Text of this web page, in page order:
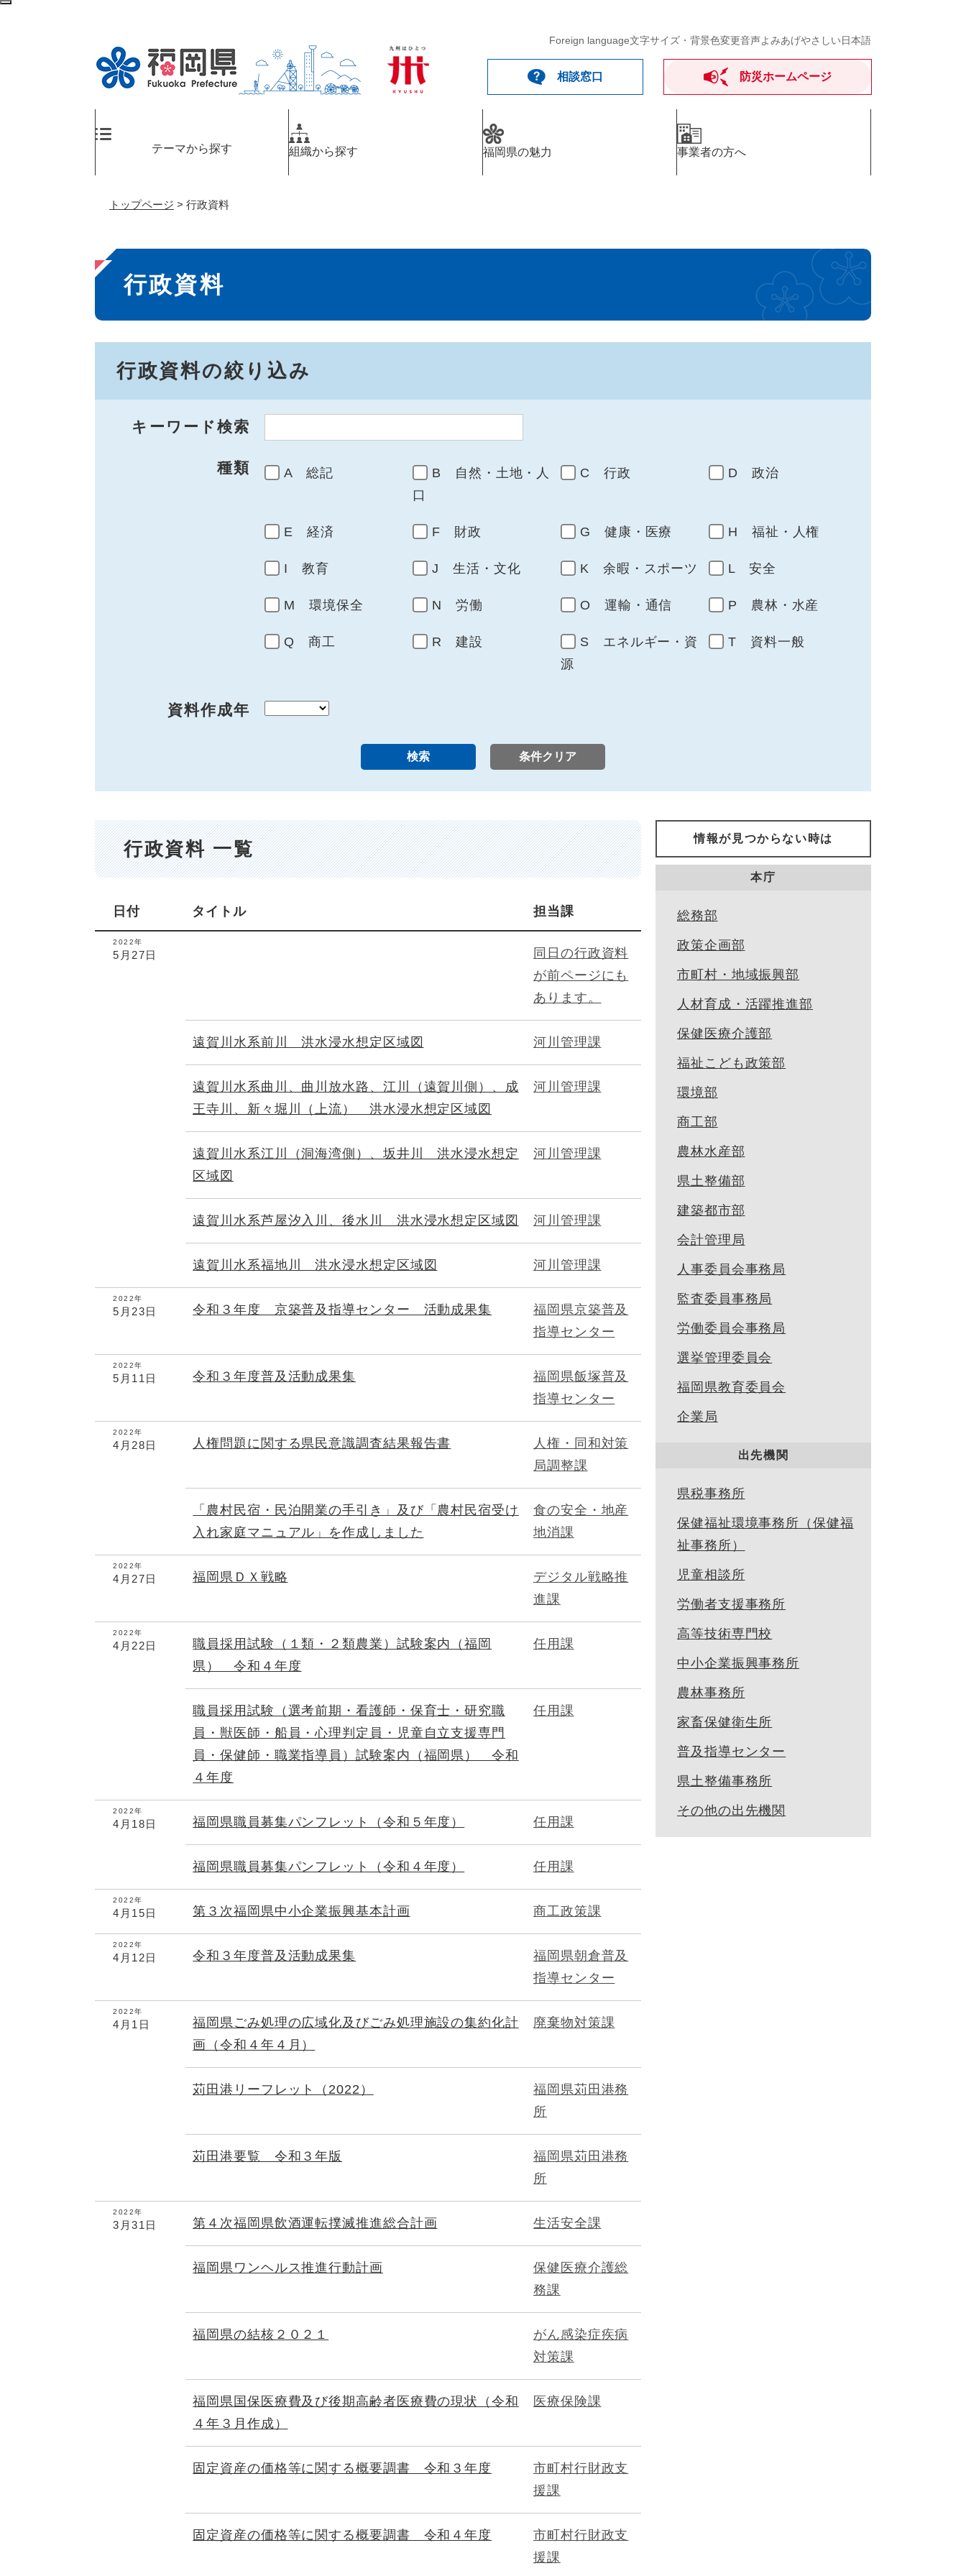
ペ
メ
Foreign language文字サイズ・背景色変更音声よみあげやさしい日本語
相談窓口 防災ホームページ
テーマから探す 組織から探す 福岡県の魅力 事業者の方へ
トップページ > 行政資料
本
文
行政資料
行政資料の絞り込み
キーワード検索
種類 A 総記
B 自然・土地・人
口
C 行政 D 政治
E 経済 F 財政 G 健康・医療 H 福祉・人権
I 教育 J 生活・文化 K 余暇・スポーツ L 安全
M 環境保全 N 労働 O 運輸・通信 P 農林・水産
Q 商工 R 建設
S エネルギー・資
源
T 資料一般
資料作成年
行政資料 一覧
日付 タイトル 担当課
2022年
5月27日
同日の行政資料
が前ページにも
あります。
遠賀川水系前川 洪水浸水想定区域図 河川管理課
遠賀川水系曲川、曲川放水路、江川（遠賀川側）、成
王寺川、新々堀川（上流） 洪水浸水想定区域図
河川管理課
遠賀川水系江川（洞海湾側）、坂井川 洪水浸水想定
区域図
河川管理課
遠賀川水系芦屋汐入川、後水川 洪水浸水想定区域図 河川管理課
遠賀川水系福地川 洪水浸水想定区域図 河川管理課
2022年
5月23日 令和３年度 京築普及指導センター 活動成果集
福岡県京築普及
指導センター
2022年
5月11日 令和３年度普及活動成果集
福岡県飯塚普及
指導センター
2022年
4月28日 人権問題に関する県民意識調査結果報告書
人権・同和対策
局調整課
「農村民宿・民泊開業の手引き」及び「農村民宿受け
入れ家庭マニュアル」を作成しました
食の安全・地産
地消課
2022年
4月27日 福岡県ＤＸ戦略
デジタル戦略推
進課
2022年
4月22日
職員採用試験（１類・２類農業）試験案内（福岡
県） 令和４年度
任用課
職員採用試験（選考前期・看護師・保育士・研究職
員・獣医師・船員・心理判定員・児童自立支援専門
員・保健師・職業指導員）試験案内（福岡県） 令和
４年度
任用課
2022年
4月18日 福岡県職員募集パンフレット（令和５年度） 任用課
福岡県職員募集パンフレット（令和４年度） 任用課
2022年
4月15日 第３次福岡県中小企業振興基本計画 商工政策課
2022年
4月12日 令和３年度普及活動成果集
福岡県朝倉普及
指導センター
2022年
4月1日
福岡県ごみ処理の広域化及びごみ処理施設の集約化計
画（令和４年４月）
廃棄物対策課
苅田港リーフレット（2022）
福岡県苅田港務
所
苅田港要覧 令和３年版
福岡県苅田港務
所
2022年
3月31日 第４次福岡県飲酒運転撲滅推進総合計画 生活安全課
福岡県ワンヘルス推進行動計画
保健医療介護総
務課
福岡県の結核２０２１
がん感染症疾病
対策課
福岡県国保医療費及び後期高齢者医療費の現状（令和
４年３月作成）
医療保険課
固定資産の価格等に関する概要調書 令和３年度
市町村行財政支
援課
固定資産の価格等に関する概要調書 令和４年度
市町村行財政支
援課
情報が見つからない時は
本庁
総務部
政策企画部
市町村・地域振興部
人材育成・活躍推進部
保健医療介護部
福祉こども政策部
環境部
商工部
農林水産部
県土整備部
建築都市部
会計管理局
人事委員会事務局
監査委員事務局
労働委員会事務局
選挙管理委員会
福岡県教育委員会
企業局
出先機関
県税事務所
保健福祉環境事務所（保健福
祉事務所）
児童相談所
労働者支援事務所
高等技術専門校
中小企業振興事務所
農林事務所
家畜保健衛生所
普及指導センター
県土整備事務所
その他の出先機関